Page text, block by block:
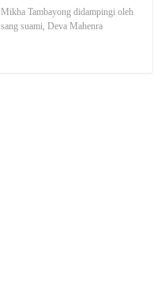
Mikha Tambayong didampingi oleh
sang suami, Deva Mahenra